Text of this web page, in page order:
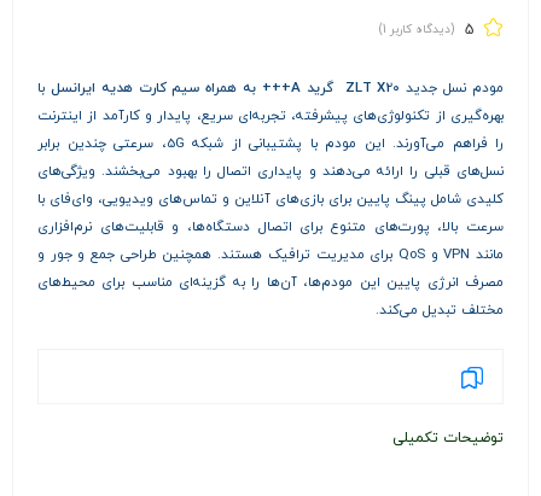
5 (دیدگاه کاربر 1
)
مودم‌ نسل جدید ZLT X20 گرید A+++ به همراه سیم کارت هدیه ایرانسل
با
بهره‌گیری از تکنولوژی‌های پیشرفته، تجربه‌ای سریع، پایدار و کارآمد از اینترنت
را فراهم می‌آورند. این مودم‌ با پشتیبانی از شبکه 5G، سرعتی چندین برابر
نسل‌های قبلی را ارائه می‌دهند و پایداری اتصال را بهبود می‌بخشند. ویژگی‌های
کلیدی شامل پینگ پایین برای بازی‌های آنلاین و تماس‌های ویدیویی، وای‌فای با
سرعت بالا، پورت‌های متنوع برای اتصال دستگاه‌ها، و قابلیت‌های نرم‌افزاری
مانند VPN و QoS برای مدیریت ترافیک هستند. همچنین طراحی جمع و جور و
مصرف انرژی پایین این مودم‌ها، آن‌ها را به گزینه‌ای مناسب برای محیط‌های
مختلف تبدیل می‌کند.
توضیحات تکمیلی